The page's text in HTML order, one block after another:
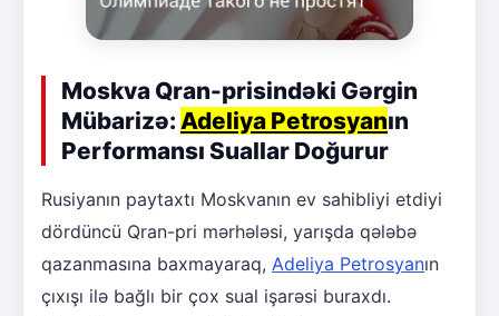
Moskva Qran-prisindəki Gərgin
Mübarizə: Adeliya Petrosyanın
Performansı Suallar Doğurur
Rusiyanın paytaxtı Moskvanın ev sahibliyi etdiyi
dördüncü Qran-pri mərhələsi, yarışda qələbə
qazanmasına baxmayaraq, Adeliya Petrosyanın
çıxışı ilə bağlı bir çox sual işarəsi buraxdı.